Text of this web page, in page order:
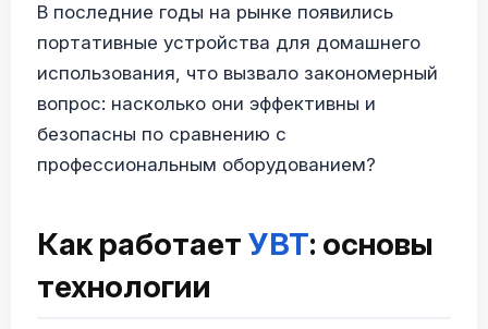
В последние годы на рынке появились
портативные устройства для домашнего
использования, что вызвало закономерный
вопрос: насколько они эффективны и
безопасны по сравнению с
профессиональным оборудованием?
Как работает УВТ: основы
технологии